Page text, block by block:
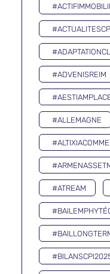
#ADVENISREIM
#ALLEMAGNE
#ATREAM